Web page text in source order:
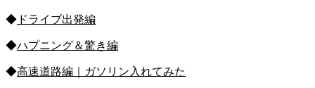
◆ ドライブ出発編
◆ハプニング＆驚き編
◆高速道路編｜ガソリン入れてみた